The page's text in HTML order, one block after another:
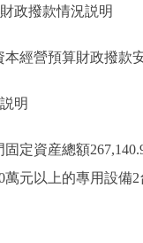
政撥款情況説明
經營預算財政撥款
明
資産總額
萬元以上的專用設備